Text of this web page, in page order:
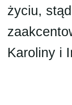
życiu,
Karoliny i